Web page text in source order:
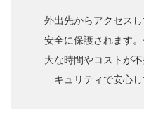
外出先からアクセス
安全に保護されます
大な時間やコストが
キュリティで安心